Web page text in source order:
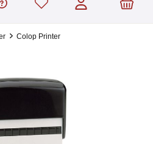
Colop Printer